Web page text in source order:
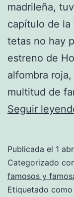
madrileña,
capítulo de la
tetas no hay
estreno de
alfombra
multitud de
Seguir
Publicada el 1
Categorizado
famosos y
Etiquetado como